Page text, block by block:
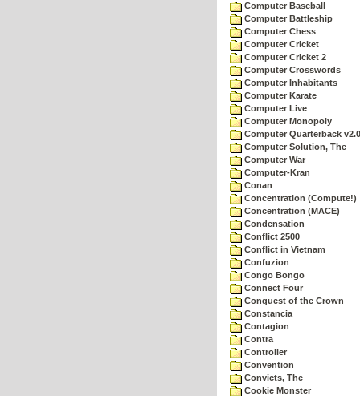
Computer Baseball
Computer Battleship
Computer Chess
Computer Cricket
Computer Cricket 2
Computer Crosswords
Computer Inhabitants
Computer Karate
Computer Live
Computer Monopoly
Computer Quarterback v2.0
Computer Solution, The
Computer War
Computer-Kran
Conan
Concentration (Compute!)
Concentration (MACE)
Condensation
Conflict 2500
Conflict in Vietnam
Confuzion
Congo Bongo
Connect Four
Conquest of the Crown
Constancia
Contagion
Contra
Controller
Convention
Convicts, The
Cookie Monster